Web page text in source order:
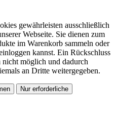
gewährleisten ausschließlich
Webseite. Sie dienen zum
im Warenkorb sammeln oder
kannst. Ein Rückschluss
möglich und dadurch
an Dritte weitergegeben.
Nur erforderliche